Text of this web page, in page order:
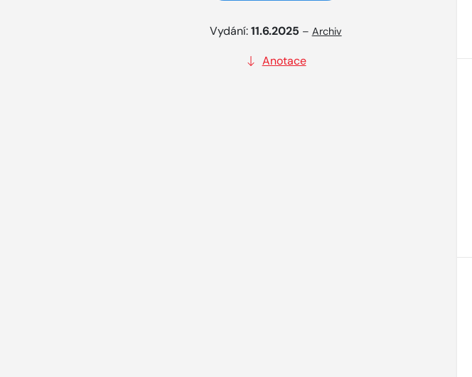
Vydání:11.6.2025 – Archiv
Anotace